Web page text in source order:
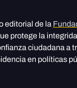
editorial de la
protege la
ciudadana a
en políticas